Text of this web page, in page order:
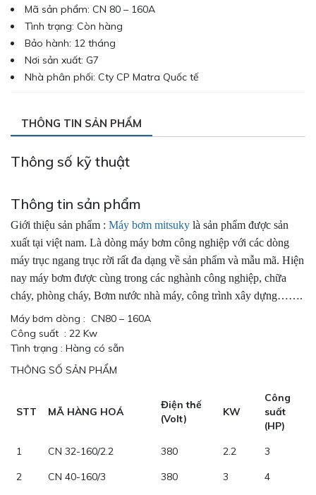
Mã sản phẩm: CN 80 – 160A
Tình trạng: Còn hàng
Bảo hành: 12 tháng
Nơi sản xuất: G7
Nhà phân phối: Cty CP Matra Quốc tế
THÔNG TIN SẢN PHẨM
Thông số kỹ thuật
Thông tin sản phẩm
Giới thiệu sản phẩm : Máy bơm mitsuky là sản phẩm được sản
xuất tại việt nam. Là dòng máy bơm công nghiệp với các dòng
máy trục ngang trục rời rất đa dạng về sản phẩm và mẫu mã. Hiện
nay máy bơm được cùng trong các nghành công nghiệp, chữa
cháy, phòng cháy, Bơm nước nhà máy, công trình xây dựng…….
Máy bơm dòng : CN80 – 160A
Công suất : 22 Kw
Tình trạng : Hàng có sẵn
THÔNG SỐ SẢN PHẨM
STT MÃ HÀNG HOÁ
Điện thế
(Volt)
KW
Công
suất
(HP)
1
CN 32-160/2.2 380 2.2
3
2
CN 40-160/3 380 3
4